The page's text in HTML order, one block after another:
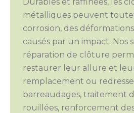
métalliques peuvent
corrosion, des
causés par un impact. Nos
réparation de clôture
restaurer leur allure et
remplacement ou
barreaudages, traitement
rouillées, renforcement